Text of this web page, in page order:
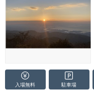
入場無料 駐車場